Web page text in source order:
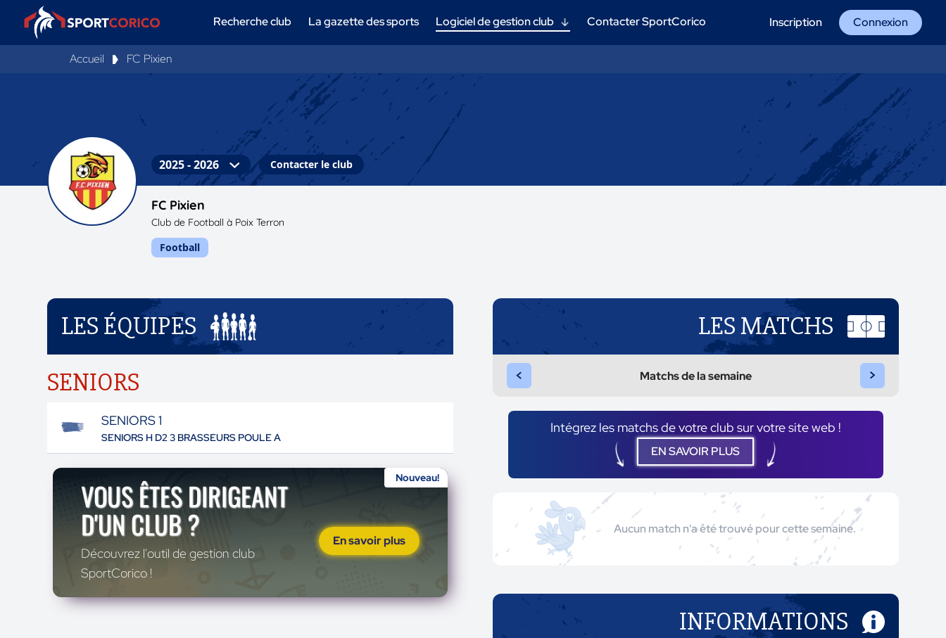
Recherche club La gazette des sports Logiciel de gestion club Contacter SportCorico Inscription Connexion
Accueil FC Pixien
Contacter le club
FC Pixien
Club de Football à Poix Terron
Football
LES ÉQUIPES
SENIORS
SENIORS 1
SENIORS H D2 3 BRASSEURS POULE A
Nouveau!
VOUS ÊTES DIRIGEANT
D'UN CLUB ?
Découvrez l'outil de gestion club
SportCorico !
En savoir plus
LES MATCHS
< Matchs de la semaine >
Intégrez les matchs de votre club sur votre site web !
EN SAVOIR PLUS
Aucun match n'a été trouvé pour cette semaine.
INFORMATIONS